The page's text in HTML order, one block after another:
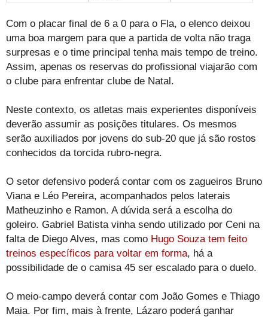
Com o placar final de 6 a 0 para o Fla, o elenco deixou
uma boa margem para que a partida de volta não traga
surpresas e o time principal tenha mais tempo de treino.
Assim, apenas os reservas do profissional viajarão com
o clube para enfrentar clube de Natal.
Neste contexto, os atletas mais experientes disponíveis
deverão assumir as posições titulares. Os mesmos
serão auxiliados por jovens do sub-20 que já são rostos
conhecidos da torcida rubro-negra.
O setor defensivo poderá contar com os zagueiros Bruno
Viana e Léo Pereira, acompanhados pelos laterais
Matheuzinho e Ramon. A dúvida será a escolha do
goleiro. Gabriel Batista vinha sendo utilizado por Ceni na
falta de Diego Alves, mas como Hugo Souza tem feito
treinos específicos para voltar em forma, há a
possibilidade de o camisa 45 ser escalado para o duelo.
O meio-campo deverá contar com João Gomes e Thiago
Maia. Por fim, mais à frente, Lázaro poderá ganhar